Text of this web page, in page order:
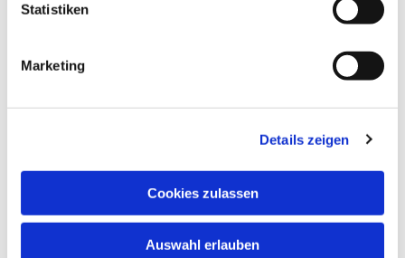
Statistiken
Marketing
Details zeigen
Cookies zulassen
Auswahl erlauben